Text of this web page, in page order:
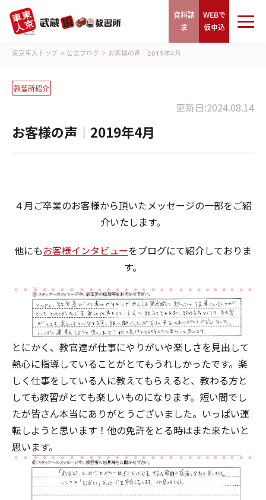
資料請
求
WEBで
仮申込
東京車人トップ > 公式ブログ > お客様の声｜2019年4月
教習所紹介
更新日:2024.08.14
お客様の声｜2019年4月
４月ご卒業のお客様から頂いたメッセージの一部をご紹
介いたします。
他にもお客様インタビューをブログにて紹介しておりま
す。
とにかく、教官達が仕事にやりがいや楽しさを見出して
熱心に指導していることがとてもうれしかったです。楽
しく仕事をしている人に教えてもらえると、教わる方と
しても教習がとても楽しいものになります。短い間でし
たが皆さん本当にありがとうございました。いっぱい運
転しようと思います！他の免許をとる時はまた来たいと
思います。